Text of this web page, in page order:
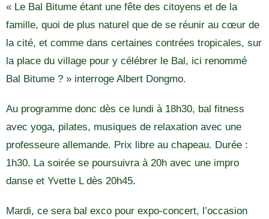
« Le Bal Bitume étant une fête des citoyens et de la
famille, quoi de plus naturel que de se réunir au cœur de
la cité, et comme dans certaines contrées tropicales, sur
la place du village pour y célébrer le Bal, ici renommé
Bal Bitume ? » interroge Albert Dongmo.
Au programme donc dès ce lundi à 18h30, bal fitness
avec yoga, pilates, musiques de relaxation avec une
professeure allemande. Prix libre au chapeau. Durée :
1h30. La soirée se poursuivra à 20h avec une impro
danse et Yvette L dès 20h45.
Mardi, ce sera bal exco pour expo-concert, l’occasion